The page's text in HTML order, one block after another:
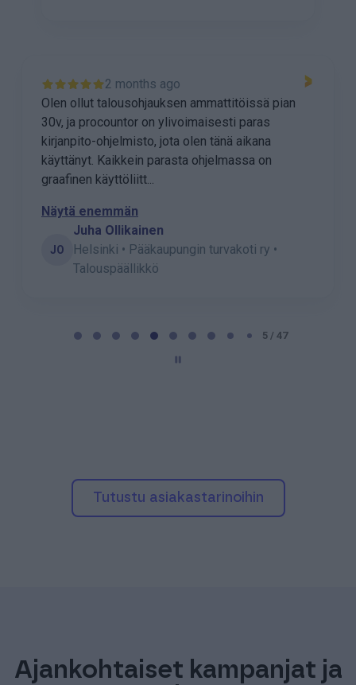
2 months ago
Olen ollut talousohjauksen ammattitöissä pian
30v, ja procountor on ylivoimaisesti paras
kirjanpito-ohjelmisto, jota olen tänä aikana
käyttänyt. Kaikkein parasta ohjelmassa on
graafinen käyttöliitt...
Näytä enemmän
JO
Juha Ollikainen
Helsinki • Pääkaupungin turvakoti ry •
Talouspäällikkö
5 / 47
Tutustu asiakastarinoihin
Ajankohtaiset kampanjat ja